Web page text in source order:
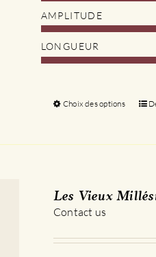
AMPLITUDE
LONGUEUR
Choix des options
Ce
Les Vieux
Contact us